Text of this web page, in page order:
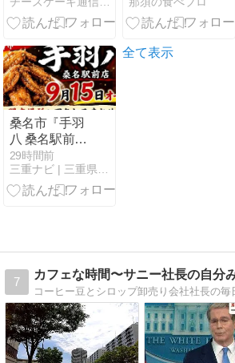
ケーキ｜スー
パーで購入、
入りのシンプ
ル系チーズケ
ーキ
桑名市『手羽
八 桑名駅前
店』9月15日
オープン！開
店場所とアク
29時間前
三重ナビ | 三重県を中心のグルメ・イベント・お出かけ情報
全て表示
7
カフェな時間〜サニー社長の自分